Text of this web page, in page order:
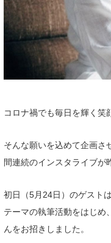
コロナ禍でも毎日を輝く笑
そんな願いを込めて企画さ
間連続のインスタライブが
初日（5月24日）のゲスト
テーマの執筆活動をはじめ
んをお招きしました。